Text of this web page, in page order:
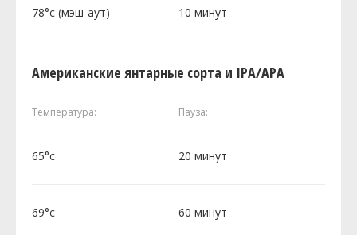
78°c (мэш-аут) 10 минут
Американские янтарные сорта и IPA/APA
Температура: Пауза:
65°c 20 минут
69°c 60 минут